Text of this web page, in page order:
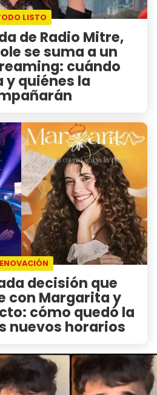
LISTO
de Radio Mitre,
se suma a un
cuándo
y quiénes la
decisión que
con Margarita y
cómo quedó la
nuevos horarios